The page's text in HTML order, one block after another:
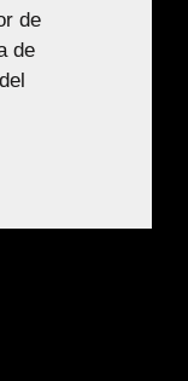
de
de